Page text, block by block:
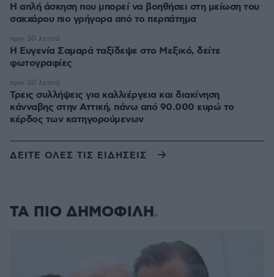
Η απλή άσκηση που μπορεί να βοηθήσει στη μείωση του
σακχάρου πιο γρήγορα από το περπάτημα
Η Ευγενία Σαμαρά ταξίδεψε στο Μεξικό, δείτε
φωτογραφίες
πριν 30 λεπτά
Τρεις συλλήψεις για καλλιέργεια και διακίνηση
κάνναβης στην Αττική, πάνω από 90.000 ευρώ το
κέρδος των κατηγορούμενων
πριν 30 λεπτά
ΔΕΙΤΕ ΟΛΕΣ ΤΙΣ ΕΙΔΗΣΕΙΣ
ΤΑ ΠΙΟ ΔΗΜΟΦΙΛΗ